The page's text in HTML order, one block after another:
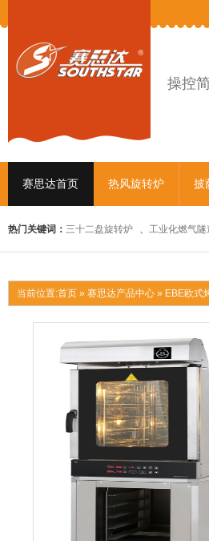
操控
赛思达首页 热风旋转炉 披
热门关键词： 三十二盘旋转炉 、 工业化燃气隧
当前位置:首页 » 赛思达产品中心 » EBE欧式